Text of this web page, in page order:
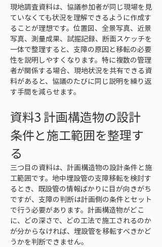
現地調査資料は、協議参加者が同じ現場を見
ていなくても状況を理解できるように作成す
ることが理想です。位置図、全景写真、近景
写真、測量成果、試掘記録、断面スケッチを
一体で整理すると、支障の原因と移転の必要
性を説明しやすくなります。特に複数の管理
者が関係する場合、現地状況を共有できる資
料があると、協議のたびに同じ説明を繰り返
す手間を減らせます。
資料3 計画構造物の設計
条件と施工範囲を整理す
る
三つ目の資料は、計画構造物の設計条件と施
工範囲です。地中埋設管の支障移転を検討す
るとき、既設管の情報ばかりに目が向きがち
ですが、支障の判断は計画側の条件とセット
で行う必要があります。計画構造物がどこ
に、どの深さで、どの工法で施工されるのか
が分からなければ、埋設管を移転すべきかど
うかを判断できません。